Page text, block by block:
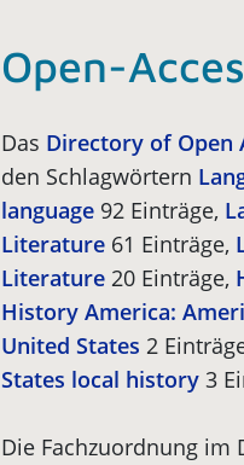
Open-
Das Directory of Open
den Schlagwör­tern
language 92 Einträge,
Literature 61 Einträge,
Literature 20 Einträge,
History America:
United States 2
States local history 3
Die Fachzuordnung im